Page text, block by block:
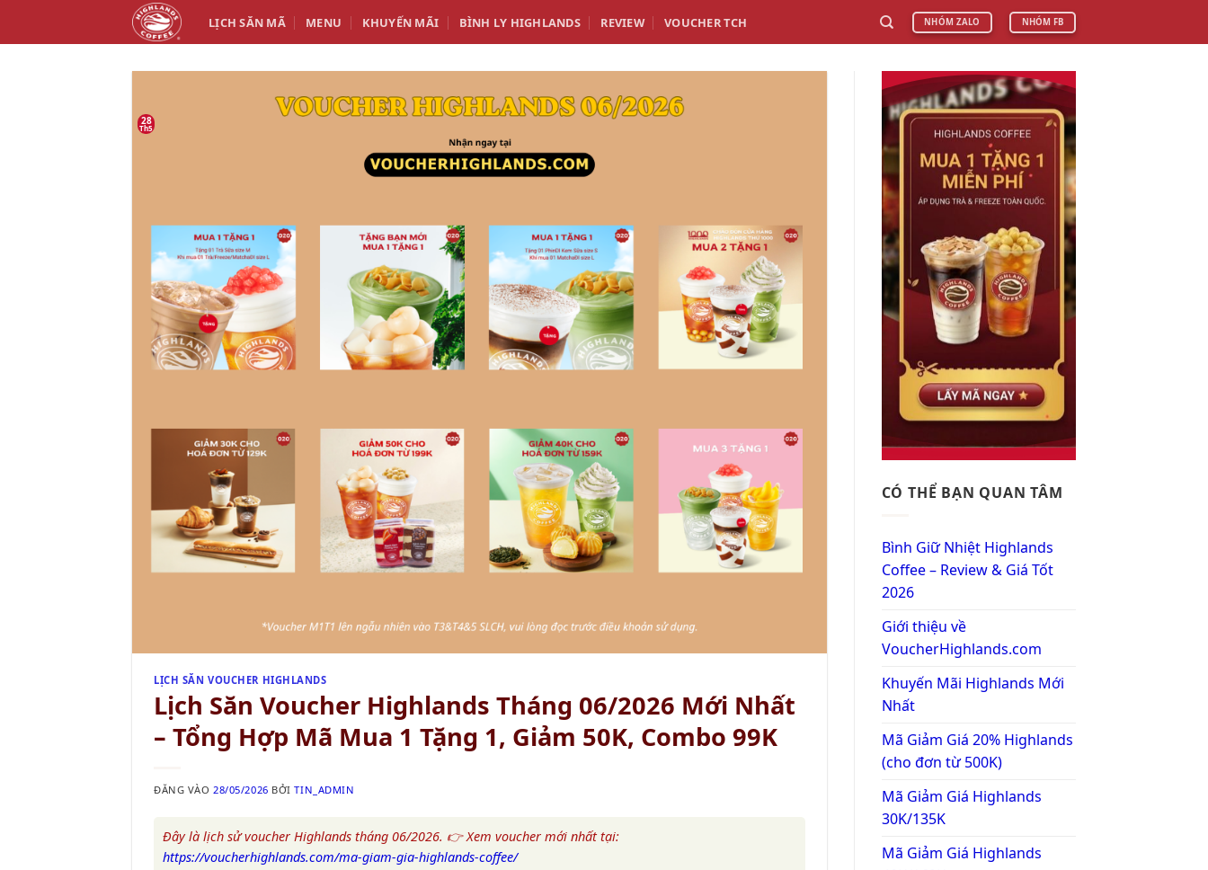
LỊCH SĂN MÃ MENU KHUYẾN MÃI BÌNH LY HIGHLANDS REVIEW VOUCHER TCH NHÓM ZALO NHÓM FB
28
Th5
LỊCH SĂN VOUCHER HIGHLANDS
Lịch Săn Voucher Highlands Tháng 06/2026 Mới Nhất
– Tổng Hợp Mã Mua 1 Tặng 1, Giảm 50K, Combo 99K
ĐĂNG VÀO28/05/2026 BỞITIN_ADMIN
Đây là lịch sử voucher Highlands tháng 06/2026. 👉 Xem voucher mới nhất tại:
https://voucherhighlands.com/ma-giam-gia-highlands-coffee/
CÓ THỂ BẠN QUAN TÂM
Bình Giữ Nhiệt Highlands
Coffee – Review & Giá Tốt
2026
Giới thiệu về
VoucherHighlands.com
Khuyến Mãi Highlands Mới
Nhất
Mã Giảm Giá 20% Highlands
(cho đơn từ 500K)
Mã Giảm Giá Highlands
30K/135K
Mã Giảm Giá Highlands